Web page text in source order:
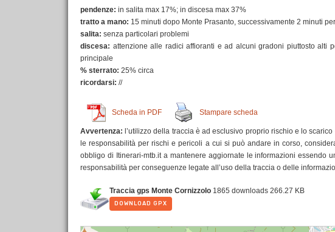
pendenze: in salita max 17%; in discesa max 37%
tratto a mano: 15 minuti dopo Monte Prasanto, successivamente 2 minuti
salita: senza particolari problemi
discesa: attenzione alle radici affioranti e ad alcuni gradoni piuttosto alti
principale
% sterrato: 25% circa
ricordarsi: //
Scheda in PDF Stampare scheda
Avvertenza: l’utilizzo della traccia è ad esclusivo proprio rischio e lo
le responsabilità per rischi e pericoli a cui si può andare in corso,
obbligo di Itinerari-mtb.it a mantenere aggiornate le informazioni essendo
responsabilità per conseguenze legate all’uso della traccia o delle
Traccia gps Monte Cornizzolo 1865 downloads 266.27 KB
DOWNLOAD GPX